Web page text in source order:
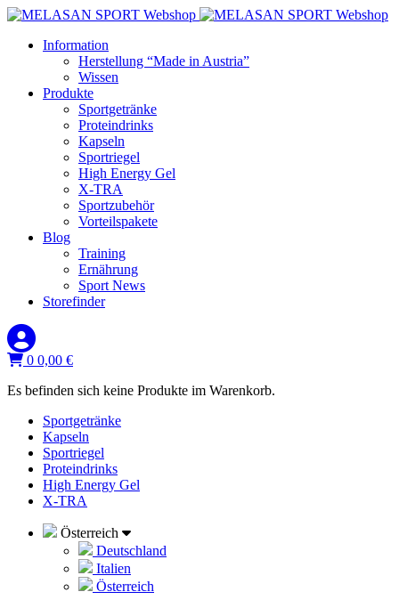
Information
Herstellung “Made in Austria”
Wissen
Produkte
Sportgetränke
Proteindrinks
Kapseln
Sportriegel
High Energy Gel
X-TRA
Sportzubehör
Vorteilspakete
Blog
Training
Ernährung
Sport News
Storefinder
0 0,00 €
Es befinden sich keine Produkte im Warenkorb.
Sportgetränke
Kapseln
Sportriegel
Proteindrinks
High Energy Gel
X-TRA
Österreich
Deutschland
Italien
Österreich